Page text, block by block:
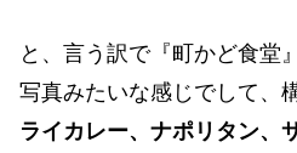
と、言う訳で『町かど食堂
写真みたいな感じでして、
ライカレー、ナポリタン、